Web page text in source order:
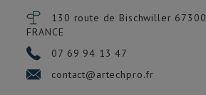
130 route de Bischwiller 67300
FRANCE
07 69 94 13 47
contact@artechpro.fr